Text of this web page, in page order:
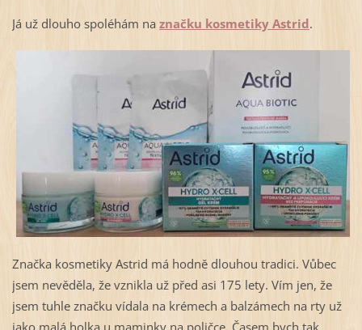
Já už dlouho spoléhám na značku kosmetiky Astrid.
Značka kosmetiky Astrid má hodně dlouhou tradici. Vůbec
jsem nevěděla, že vznikla už před asi 175 lety. Vím jen, že
jsem tuhle značku vídala na krémech a balzámech na rty už
jako malá holka u maminky na poličce. Časem bych tak